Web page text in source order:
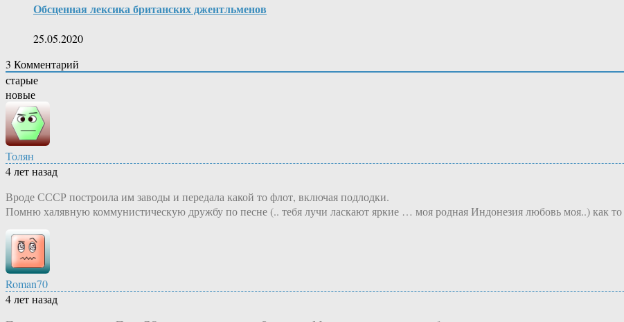
Обсценная лексика британских джентльменов
25.05.2020
3 Комментарий
старые
новые
Толян
4 лет назад
Вроде СССР построила им заводы и передала какой то флот, включая подлодки.
Помню халявную коммунистическую дружбу по песне (.. тебя лучи ласкают яркие … моя родная Индонезия любовь моя..) как то
Roman70
4 лет назад